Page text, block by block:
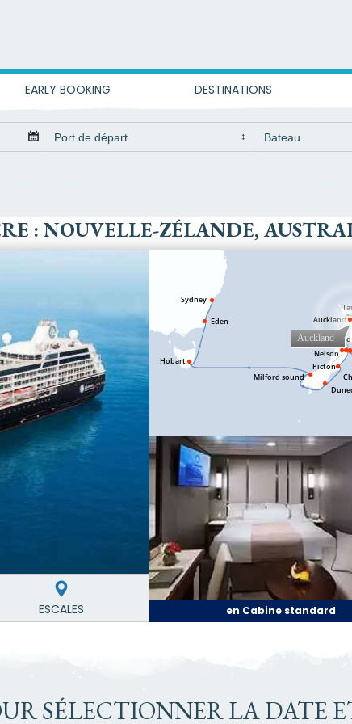
EARLY BOOKING DESTINATIONS
: NOUVELLE-ZÉLANDE,
ESCALES en Cabine standard
SÉLECTIONNER LA DATE